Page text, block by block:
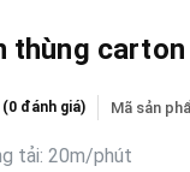
thùng
(0 đánh giá) Mã sản
tải: 20m/phút